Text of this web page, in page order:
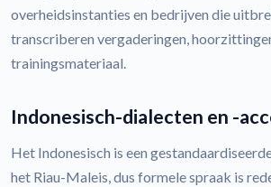
overheidsinstanties en bedrijven die
transcriberen vergaderingen,
trainingsmateriaal.
Indonesisch-dialecten en -
Het Indonesisch is een
het Riau-Maleis, dus formele spraak is